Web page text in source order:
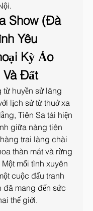
Show (Đà
Yêu
Kỳ Ảo
Và Đất
từ huyền sử lãng
lịch sử từ thuở xa
Tiên Sa tái hiện
giữa nàng tiên
trai làng chài
thàn mát và rừng
mối tình xuyên
cuộc đấu tranh
đã mang đến sức
thế giới.